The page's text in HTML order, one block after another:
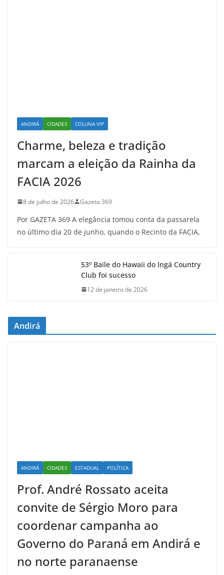
ANDIRÁ CIDADES COLUNA VIP
Charme, beleza e tradição
marcam a eleição da Rainha da
FACIA 2026
8 de julho de 2026 Gazeta 369
Por GAZETA 369 A elegância tomou conta da passarela
no último dia 20 de junho, quando o Recinto da FACIA,
53º Baile do Hawaii do Ingá Country
Club foi sucesso
12 de janeiro de 2026
Andirá
ANDIRÁ CIDADES ESTADUAL POLÍTICA
Prof. André Rossato aceita
convite de Sérgio Moro para
coordenar campanha ao
Governo do Paraná em Andirá e
no norte paranaense